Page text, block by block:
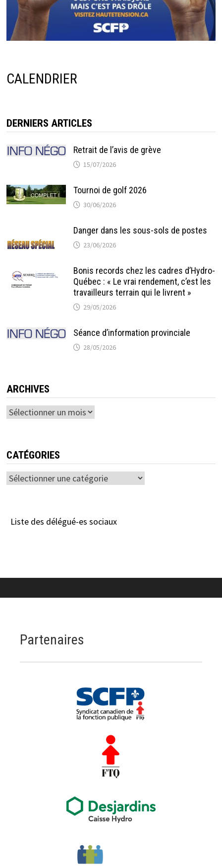
CALENDRIER
DERNIERS ARTICLES
Retrait de l’avis de grève
15/07/2026
Tournoi de golf 2026
30/06/2026
Danger dans les sous-sols de postes
23/06/2026
Bonis records chez les cadres d’Hydro-
Québec : « Le vrai rendement, c’est les
travailleurs terrain qui le livrent »
29/05/2026
Séance d’information provinciale
28/05/2026
ARCHIVES
Archives
CATÉGORIES
Catégories
Liste des délégué-es sociaux
Partenaires